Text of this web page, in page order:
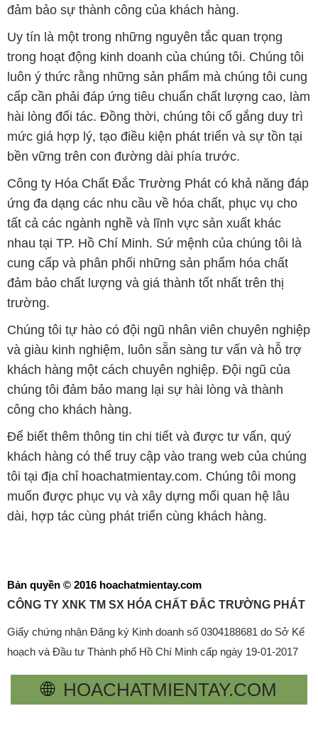
đảm bảo sự thành công của khách hàng.
Uy tín là một trong những nguyên tắc quan trọng
trong hoạt động kinh doanh của chúng tôi. Chúng tôi
luôn ý thức rằng những sản phẩm mà chúng tôi cung
cấp cần phải đáp ứng tiêu chuẩn chất lượng cao, làm
hài lòng đối tác. Đồng thời, chúng tôi cố gắng duy trì
mức giá hợp lý, tạo điều kiện phát triển và sự tồn tại
bền vững trên con đường dài phía trước.
Công ty Hóa Chất Đắc Trường Phát có khả năng đáp
ứng đa dạng các nhu cầu về hóa chất, phục vụ cho
tất cả các ngành nghề và lĩnh vực sản xuất khác
nhau tại TP. Hồ Chí Minh. Sứ mệnh của chúng tôi là
cung cấp và phân phối những sản phẩm hóa chất
đảm bảo chất lượng và giá thành tốt nhất trên thị
trường.
Chúng tôi tự hào có đội ngũ nhân viên chuyên nghiệp
và giàu kinh nghiệm, luôn sẵn sàng tư vấn và hỗ trợ
khách hàng một cách chuyên nghiệp. Đội ngũ của
chúng tôi đảm bảo mang lại sự hài lòng và thành
công cho khách hàng.
Để biết thêm thông tin chi tiết và được tư vấn, quý
khách hàng có thể truy cập vào trang web của chúng
tôi tại địa chỉ hoachatmientay.com. Chúng tôi mong
muốn được phục vụ và xây dựng mối quan hệ lâu
dài, hợp tác cùng phát triển cùng khách hàng.
Bản quyền © 2016 hoachatmientay.com
CÔNG TY XNK TM SX HÓA CHẤT ĐẮC TRƯỜNG PHÁT
Giấy chứng nhận Đăng ký Kinh doanh số 0304188681 do Sở Kế
hoạch và Đầu tư Thành phố Hồ Chí Minh cấp ngày 19-01-2017
🌐 HOACHATMIENTAY.COM